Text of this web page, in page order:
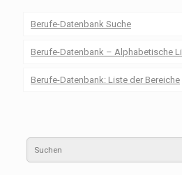
Berufe-Datenbank Suche
Berufe-Datenbank – Alphabetische
Berufe-Datenbank: Liste der Bereiche